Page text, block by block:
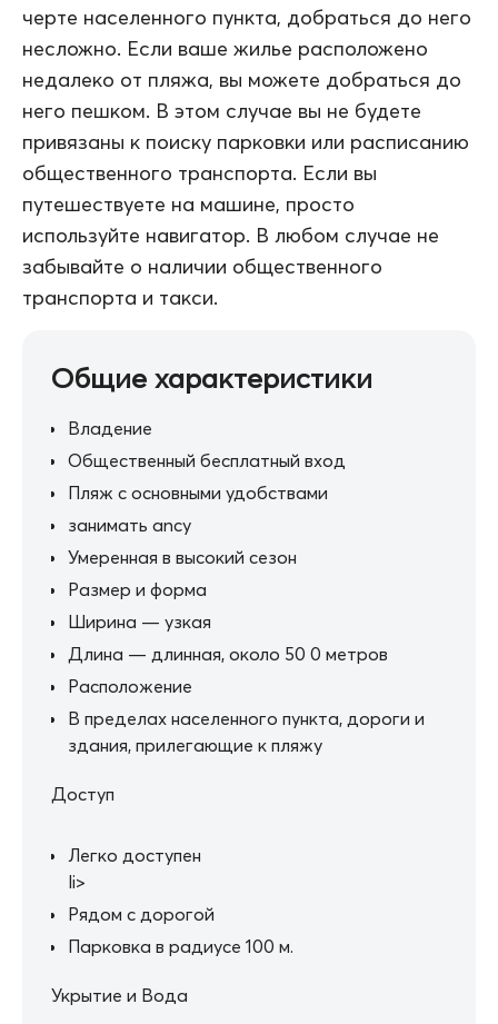
черте населенного пункта, добраться до него
несложно. Если ваше жилье расположено
недалеко от пляжа, вы можете добраться до
него пешком. В этом случае вы не будете
привязаны к поиску парковки или расписанию
общественного транспорта. Если вы
путешествуете на машине, просто
используйте навигатор. В любом случае не
забывайте о наличии общественного
транспорта и такси.
Общие характеристики
Владение
Общественный бесплатный вход
Пляж с основными удобствами
занимать ancy
Умеренная в высокий сезон
Размер и форма
Ширина — узкая
Длина — длинная, около 50 0 метров
Расположение
В пределах населенного пункта, дороги и
здания, прилегающие к пляжу
Доступ
Легко доступен
li>
Рядом с дорогой
Парковка в радиусе 100 м.
Укрытие и Вода